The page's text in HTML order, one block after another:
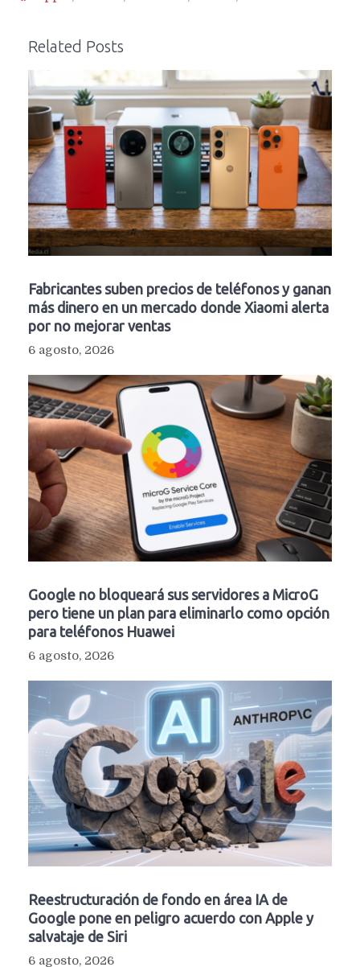
Related Posts
Fabricantes suben precios de teléfonos y ganan
más dinero en un mercado donde Xiaomi alerta
por no mejorar ventas
6 agosto, 2026
Google no bloqueará sus servidores a MicroG
pero tiene un plan para eliminarlo como opción
para teléfonos Huawei
6 agosto, 2026
Reestructuración de fondo en área IA de
Google pone en peligro acuerdo con Apple y
salvataje de Siri
6 agosto, 2026